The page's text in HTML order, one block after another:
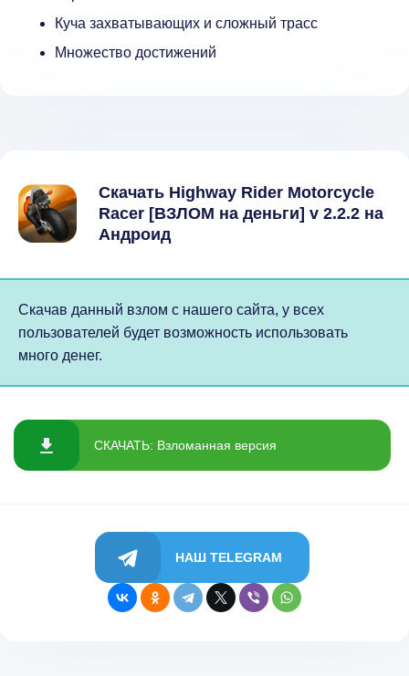
Куча захватывающих и сложный трасс
Множество достижений
Скачать Highway Rider Motorcycle
Racer [ВЗЛОМ на деньги] v 2.2.2 на
Андроид
Скачав данный взлом с нашего сайта, у всех
пользователей будет возможность использовать
много денег.
СКАЧАТЬ: Взломанная версия
НАШ TELEGRAM